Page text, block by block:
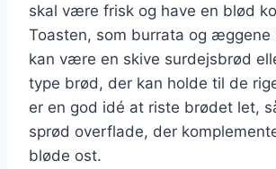
skal være frisk og have en blød
Toasten, som burrata og æggene
kan være en skive surdejsbrød
type brød, der kan holde til de
er en god idé at riste brødet let,
sprød overflade, der
bløde ost.